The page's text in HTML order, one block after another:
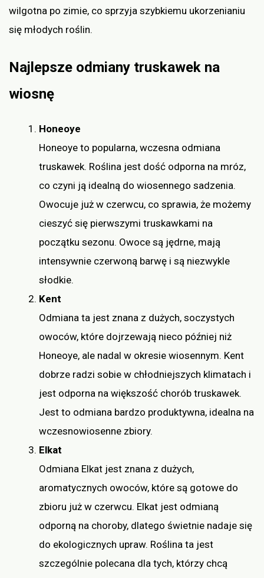
wilgotna po zimie, co sprzyja szybkiemu ukorzenianiu
się młodych roślin.
Najlepsze odmiany truskawek na
wiosnę
Honeoye
Honeoye to popularna, wczesna odmiana
truskawek. Roślina jest dość odporna na mróz,
co czyni ją idealną do wiosennego sadzenia.
Owocuje już w czerwcu, co sprawia, że możemy
cieszyć się pierwszymi truskawkami na
początku sezonu. Owoce są jędrne, mają
intensywnie czerwoną barwę i są niezwykle
słodkie.
Kent
Odmiana ta jest znana z dużych, soczystych
owoców, które dojrzewają nieco później niż
Honeoye, ale nadal w okresie wiosennym. Kent
dobrze radzi sobie w chłodniejszych klimatach i
jest odporna na większość chorób truskawek.
Jest to odmiana bardzo produktywna, idealna na
wczesnowiosenne zbiory.
Elkat
Odmiana Elkat jest znana z dużych,
aromatycznych owoców, które są gotowe do
zbioru już w czerwcu. Elkat jest odmianą
odporną na choroby, dlatego świetnie nadaje się
do ekologicznych upraw. Roślina ta jest
szczególnie polecana dla tych, którzy chcą